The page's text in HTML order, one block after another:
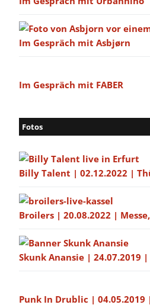
Im Gespräch mit Asbjørn
Im Gespräch mit FABER
Fotos
Billy Talent | 02.12.2022 |
Broilers | 20.08.2022 |
Skunk Anansie | 24.07.2019
Punk In Drublic | 04.05.2019